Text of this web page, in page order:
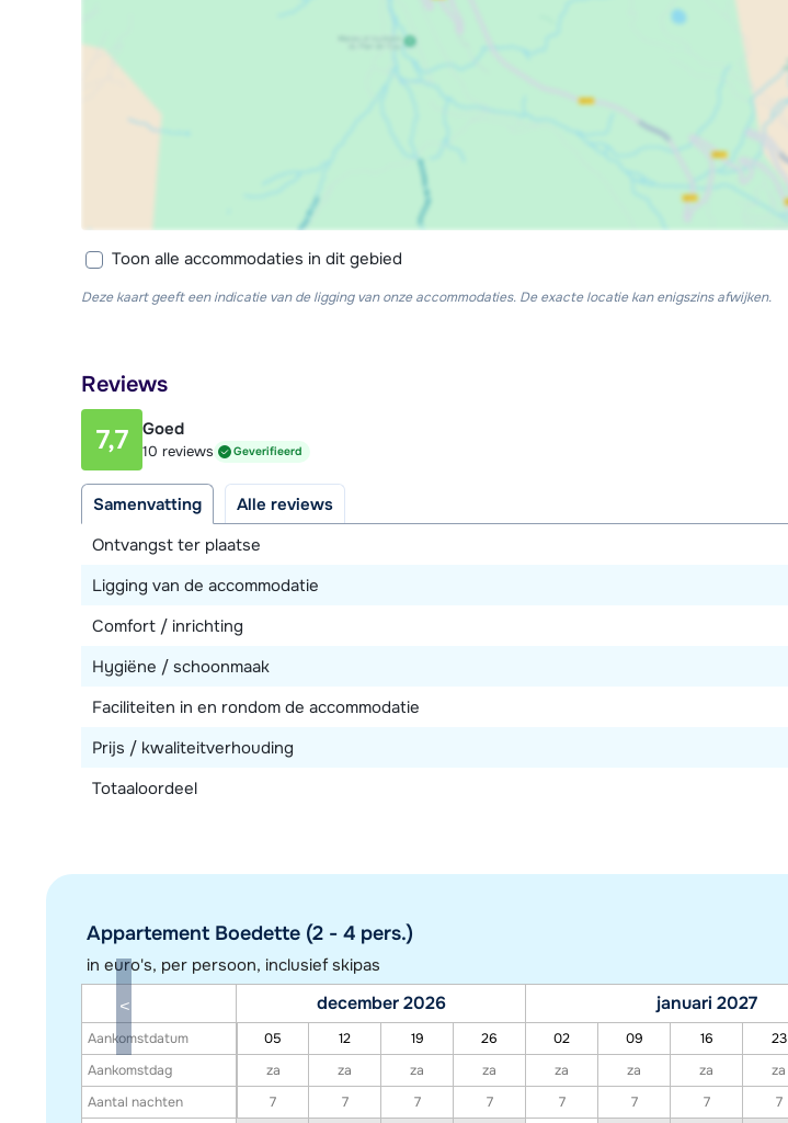
Toon alle accommodaties in dit gebied
Deze kaart geeft een indicatie van de ligging van onze accommodaties. De exacte locatie kan enigszins afwijken.
Reviews
7,7 Goed
10 reviews Geverifieerd
Samenvatting
Alle reviews
Ontvangst ter plaatse
Ligging van de accommodatie
Comfort / inrichting
Hygiëne / schoonmaak
Faciliteiten in en rondom de accommodatie
Prijs / kwaliteitverhouding
Totaaloordeel
Appartement Boedette (2 - 4 pers.)
in euro's, per persoon, inclusief skipas
Aankomstdatum
Aankomstdag
Aantal nachten
december 2026 januari 2027
05 12 19 26 02 09 16 23
za
za za za za za za za
7
7 7 7 7 7 7 7